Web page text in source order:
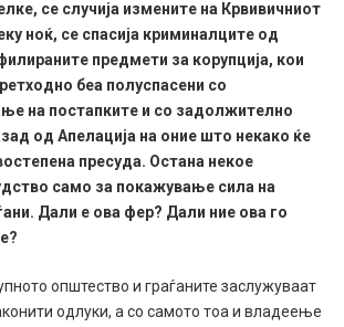
се случија измените на Крвивичниот
ноќ, се спасија криминалците од
предмети за корупција, кои
беа полуспасени со
на постапките и со задолжително
од Апелација на оние што некако ќе
пресуда. Остана некое
само за покажување сила на
Дали е ова фер? Дали ние ова го
општество и граѓаните заслужуваат
одлуки, а со самото тоа и владеење